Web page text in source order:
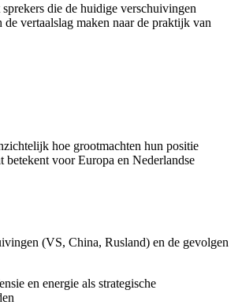
die de huidige verschuivingen
vertaalslag maken naar de praktijk van
hoe grootmachten hun positie
betekent voor Europa en Nederlandse
(VS, China, Rusland) en de gevolgen
en energie als strategische